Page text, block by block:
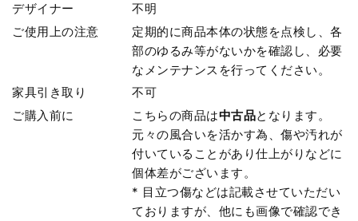
デザイナー
不明
ご使用上の注意
定期的に商品本体の状態を点検し、各
部のゆるみ等がないかを確認し、必要
なメンテナンスを行ってください。
家具引き取り
不可
ご購入前に
こちらの商品は中古品となります。
元々の風合いを活かす為、傷や汚れが
付いていることがあり仕上がりなどに
個体差がございます。
* 目立つ傷などは記載させていただい
ておりますが、他にも画像で確認でき